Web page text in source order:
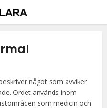
något som avviker
Ordet används inom
som medicin och